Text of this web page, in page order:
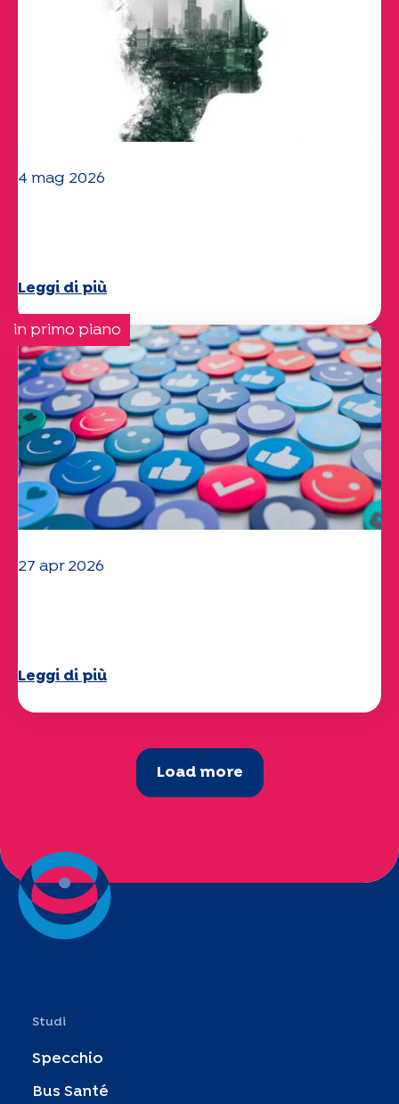
4 mag 2026
Leggi di più
in primo piano
27 apr 2026
Leggi di più
Load more
Studi
Specchio
Bus Santé